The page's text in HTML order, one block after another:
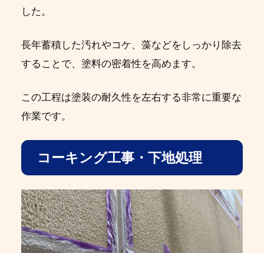
した。
長年蓄積した汚れやコケ、藻などをしっかり除去
することで、塗料の密着性を高めます。
この工程は塗装の耐久性を左右する非常に重要な
作業です。
コーキング工事・下地処理